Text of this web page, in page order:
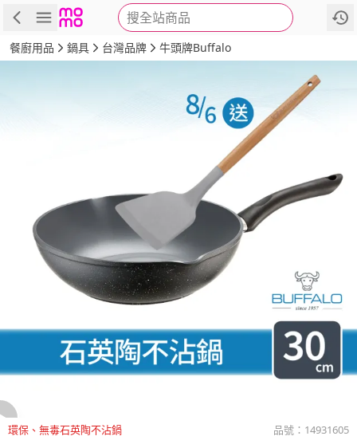
搜全站商品
商品 評價 詳情
餐廚用品 鍋具 台灣品牌 牛頭牌Buffalo
環保、無毒石英陶不沾鍋 品號： 14931605